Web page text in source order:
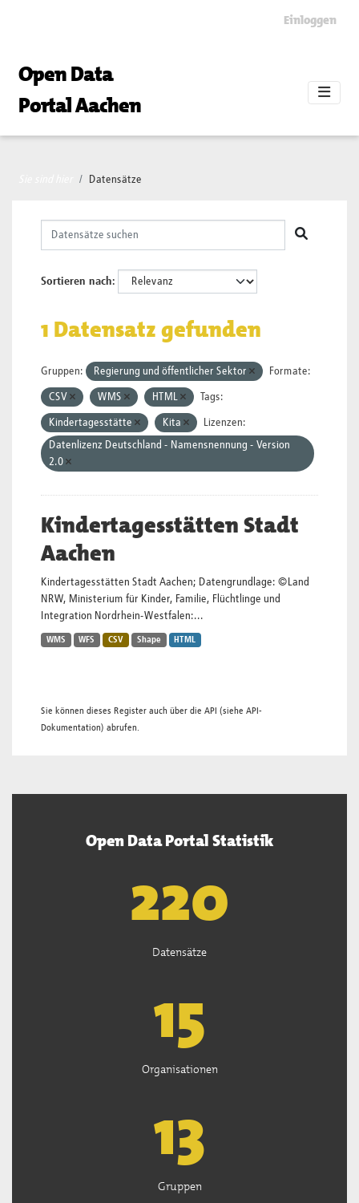
Einloggen
Open Data
Portal Aachen
Datensätze
Sortieren nach
1 Datensatz gefunden
Gruppen: Regierung und öffentlicher Sektor Formate:
CSV WMS HTML Tags:
Kindertagesstätte Kita
Lizenzen:
Datenlizenz Deutschland - Namensnennung - Version
2.0
Kindertagesstätten Stadt
Aachen
Kindertagesstätten Stadt Aachen; Datengrundlage: ©Land
NRW, Ministerium für Kinder, Familie, Flüchtlinge und
Integration Nordrhein-Westfalen:...
WMS WFS CSV Shape HTML
Sie können dieses Register auch über die API (siehe API-
Dokumentation) abrufen.
Open Data Portal Statistik
222
Datensätze
15
Organisationen
13
Gruppen